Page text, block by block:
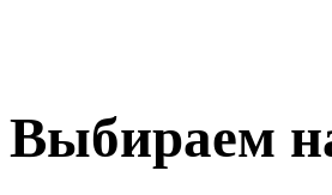
Выбираем